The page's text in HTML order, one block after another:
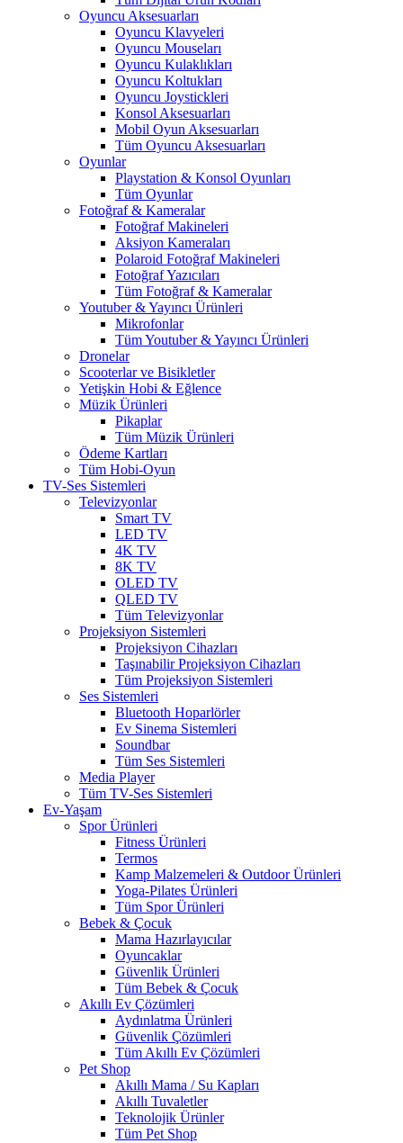
Oyuncu Aksesuarları
Oyuncu Klavyeleri
Oyuncu Mouseları
Oyuncu Kulaklıkları
Oyuncu Koltukları
Oyuncu Joystickleri
Konsol Aksesuarları
Mobil Oyun Aksesuarları
Tüm Oyuncu Aksesuarları
Oyunlar
Playstation & Konsol Oyunları
Tüm Oyunlar
Fotoğraf & Kameralar
Fotoğraf Makineleri
Aksiyon Kameraları
Polaroid Fotoğraf Makineleri
Fotoğraf Yazıcıları
Tüm Fotoğraf & Kameralar
Youtuber & Yayıncı Ürünleri
Mikrofonlar
Tüm Youtuber & Yayıncı Ürünleri
Dronelar
Scooterlar ve Bisikletler
Yetişkin Hobi & Eğlence
Müzik Ürünleri
Pikaplar
Tüm Müzik Ürünleri
Ödeme Kartları
Tüm Hobi-Oyun
TV-Ses Sistemleri
Televizyonlar
Smart TV
LED TV
4K TV
8K TV
OLED TV
QLED TV
Tüm Televizyonlar
Projeksiyon Sistemleri
Projeksiyon Cihazları
Taşınabilir Projeksiyon Cihazları
Tüm Projeksiyon Sistemleri
Ses Sistemleri
Bluetooth Hoparlörler
Ev Sinema Sistemleri
Soundbar
Tüm Ses Sistemleri
Media Player
Tüm TV-Ses Sistemleri
Ev-Yaşam
Spor Ürünleri
Fitness Ürünleri
Termos
Kamp Malzemeleri & Outdoor Ürünleri
Yoga-Pilates Ürünleri
Tüm Spor Ürünleri
Bebek & Çocuk
Mama Hazırlayıcılar
Oyuncaklar
Güvenlik Ürünleri
Tüm Bebek & Çocuk
Akıllı Ev Çözümleri
Aydınlatma Ürünleri
Güvenlik Çözümleri
Tüm Akıllı Ev Çözümleri
Pet Shop
Akıllı Mama / Su Kapları
Akıllı Tuvaletler
Teknolojik Ürünler
Tüm Pet Shop